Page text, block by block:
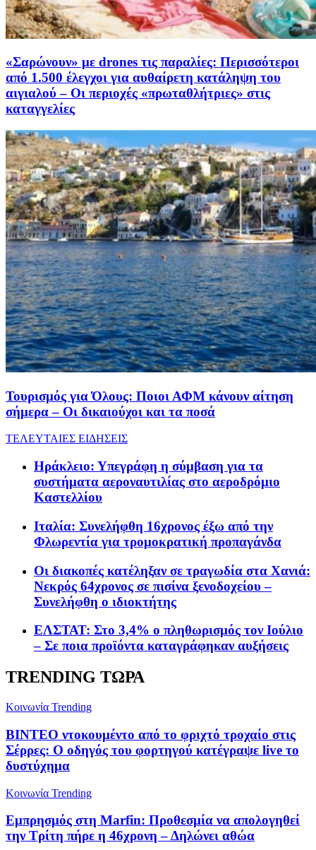
«Σαρώνουν» με drones τις παραλίες: Περισσότεροι
από 1.500 έλεγχοι για αυθαίρετη κατάληψη του
αιγιαλού – Οι περιοχές «πρωταθλήτριες» στις
καταγγελίες
Τουρισμός για Όλους: Ποιοι ΑΦΜ κάνουν αίτηση
σήμερα – Οι δικαιούχοι και τα ποσά
ΤΕΛΕΥΤΑΙΕΣ ΕΙΔΗΣΕΙΣ
Ηράκλειο: Υπεγράφη η σύμβαση για τα
συστήματα αεροναυτιλίας στο αεροδρόμιο
Καστελλίου
Ιταλία: Συνελήφθη 16χρονος έξω από την
Φλωρεντία για τρομοκρατική προπαγάνδα
Οι διακοπές κατέληξαν σε τραγωδία στα Χανιά:
Νεκρός 64χρονος σε πισίνα ξενοδοχείου –
Συνελήφθη ο ιδιοκτήτης
ΕΛΣΤΑΤ: Στο 3,4% ο πληθωρισμός τον Ιούλιο
– Σε ποια προϊόντα καταγράφηκαν αυξήσεις
TRENDING ΤΩΡΑ
Κοινωνία Trending
ΒΙΝΤΕΟ ντοκουμέντο από το φριχτό τροχαίο στις
Σέρρες: Ο οδηγός του φορτηγού κατέγραψε live το
δυστύχημα
Κοινωνία Trending
Εμπρησμός στη Marfin: Προθεσμία να απολογηθεί
την Τρίτη πήρε η 46χρονη – Δηλώνει αθώα